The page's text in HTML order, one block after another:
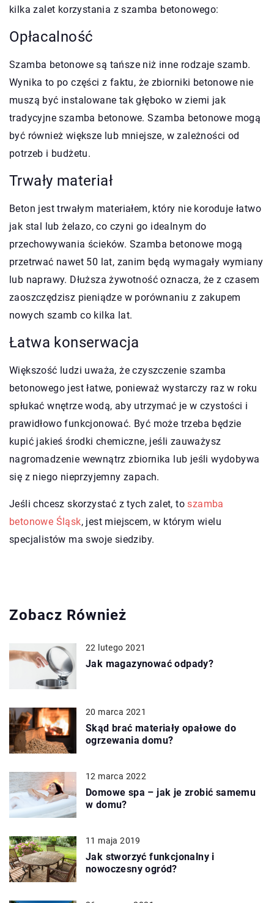
kilka zalet korzystania z szamba betonowego:
Opłacalność
Szamba betonowe są tańsze niż inne rodzaje szamb.
Wynika to po części z faktu, że zbiorniki betonowe nie
muszą być instalowane tak głęboko w ziemi jak
tradycyjne szamba betonowe. Szamba betonowe mogą
być również większe lub mniejsze, w zależności od
potrzeb i budżetu.
Trwały materiał
Beton jest trwałym materiałem, który nie koroduje łatwo
jak stal lub żelazo, co czyni go idealnym do
przechowywania ścieków. Szamba betonowe mogą
przetrwać nawet 50 lat, zanim będą wymagały wymiany
lub naprawy. Dłuższa żywotność oznacza, że z czasem
zaoszczędzisz pieniądze w porównaniu z zakupem
nowych szamb co kilka lat.
Łatwa konserwacja
Większość ludzi uważa, że czyszczenie szamba
betonowego jest łatwe, ponieważ wystarczy raz w roku
spłukać wnętrze wodą, aby utrzymać je w czystości i
prawidłowo funkcjonować. Być może trzeba będzie
kupić jakieś środki chemiczne, jeśli zauważysz
nagromadzenie wewnątrz zbiornika lub jeśli wydobywa
się z niego nieprzyjemny zapach.
Jeśli chcesz skorzystać z tych zalet, toszamba
betonowe Śląsk, jest miejscem, w którym wielu
specjalistów ma swoje siedziby.
Zobacz Również
22 lutego 2021
Jak magazynować odpady?
20 marca 2021
Skąd brać materiały opałowe do
ogrzewania domu?
12 marca 2022
Domowe spa – jak je zrobić samemu
w domu?
11 maja 2019
Jak stworzyć funkcjonalny i
nowoczesny ogród?